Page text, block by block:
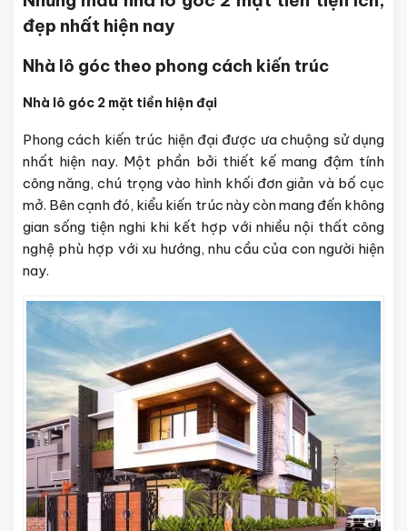
đẹp nhất hiện nay
Nhà lô góc theo phong cách kiến trúc
Nhà lô góc 2 mặt tiền hiện đại
Phong cách kiến trúc hiện đại được ưa chuộng sử dụng
nhất hiện nay. Một phần bởi thiết kế mang đậm tính
công năng, chú trọng vào hình khối đơn giản và bố cục
mở. Bên cạnh đó, kiểu kiến trúc này còn mang đến không
gian sống tiện nghi khi kết hợp với nhiều nội thất công
nghệ phù hợp với xu hướng, nhu cầu của con người hiện
nay.